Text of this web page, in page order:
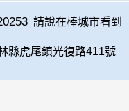
請說在棒城市看到
縣虎尾鎮光復路411號